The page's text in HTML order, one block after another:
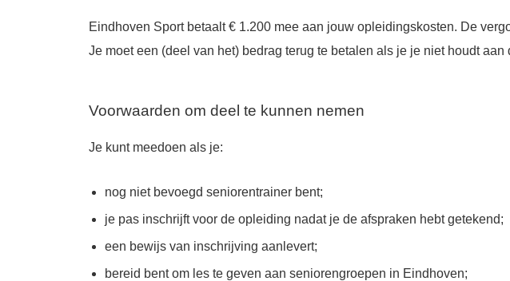
Eindhoven Sport betaalt € 1.200 mee aan jouw opleidingskosten. De
Je moet een (deel van het) bedrag terug te betalen als je je niet houdt aan
Voorwaarden om deel te kunnen nemen
Je kunt meedoen als je:
nog niet bevoegd seniorentrainer bent;
je pas inschrijft voor de opleiding nadat je de afspraken hebt getekend;
een bewijs van inschrijving aanlevert;
bereid bent om les te geven aan seniorengroepen in Eindhoven;